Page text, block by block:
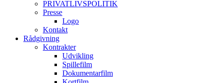
PRIVATLIVSPOLITIK
Presse
Logo
Kontakt
Rådgivning
Kontrakter
Udvikling
Spillefilm
Dokumentarfilm